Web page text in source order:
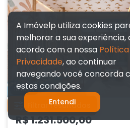
10 Fotos
A partir de
R$ 1.231.500,00
Filtrar resultados
A Imóvelp utiliza cookies
melhorar a sua experiência,
acordo com a nossa
Privacidade, ao continuar
navegando você concorda
estas condições.
Entendi